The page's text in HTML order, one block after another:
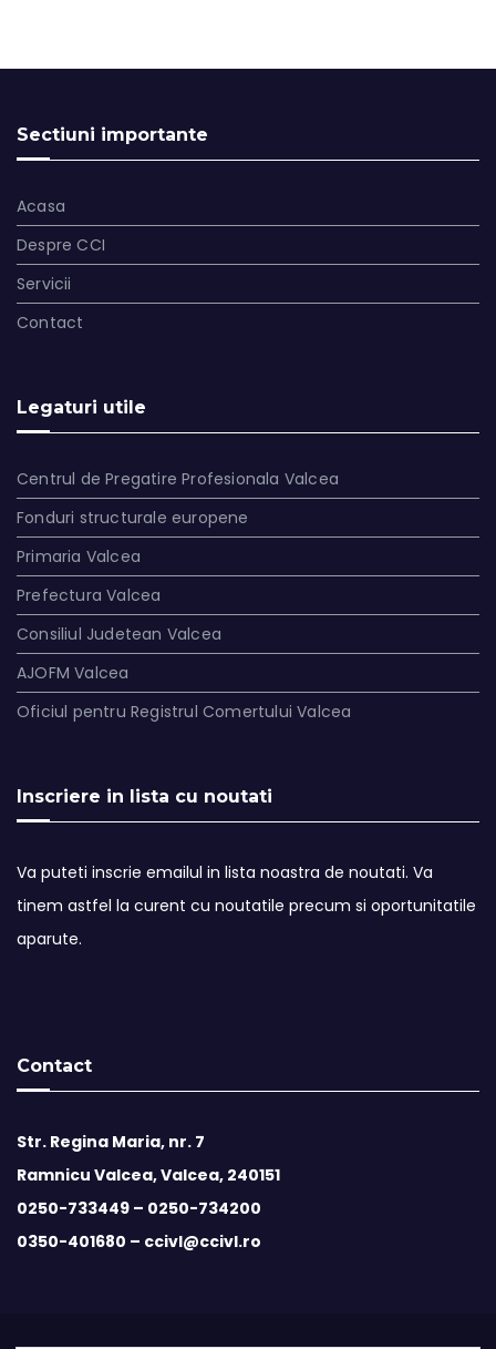
Sectiuni importante
Acasa
Despre CCI
Servicii
Contact
Legaturi utile
Centrul de Pregatire Profesionala Valcea
Fonduri structurale europene
Primaria Valcea
Prefectura Valcea
Consiliul Judetean Valcea
AJOFM Valcea
Oficiul pentru Registrul Comertului Valcea
Inscriere in lista cu noutati
Va puteti inscrie emailul in lista noastra de noutati. Va
tinem astfel la curent cu noutatile precum si oportunitatile
aparute.
Contact
Str. Regina Maria, nr. 7
Ramnicu Valcea, Valcea, 240151
0250-733449 – 0250-734200
0350-401680 – ccivl@ccivl.ro